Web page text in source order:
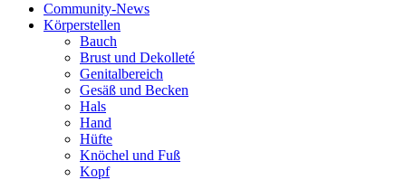
Community-News
Körperstellen
Bauch
Brust und Dekolleté
Genitalbereich
Gesäß und Becken
Hals
Hand
Hüfte
Knöchel und Fuß
Kopf